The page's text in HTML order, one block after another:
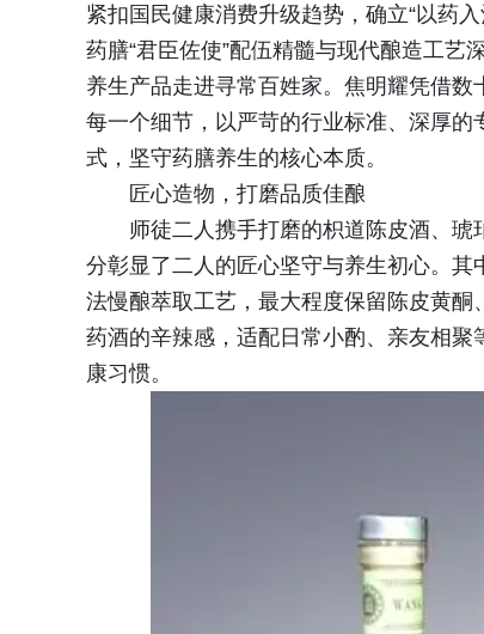
紧扣国民健康消费升级趋势，确立“以药
药膳“君臣佐使”配伍精髓与现代酿造工
养生产品走进寻常百姓家。焦明耀凭借
每一个细节，以严苛的行业标准、深厚
式，坚守药膳养生的核心本质。
匠心造物，打磨品质佳酿
师徒二人携手打磨的枳道陈皮酒、
分彰显了二人的匠心坚守与养生初心。
法慢酿萃取工艺，最大程度保留陈皮黄
药酒的辛辣感，适配日常小酌、亲友相
康习惯。